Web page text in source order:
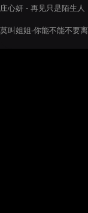
庄心妍 - 再见只是陌生
莫叫姐姐-你能不能不要